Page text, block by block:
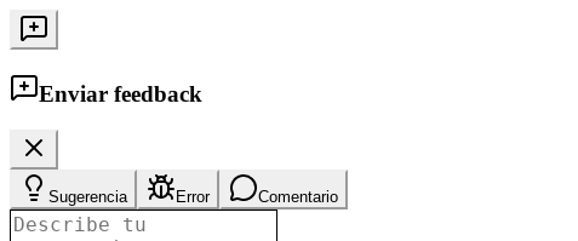
Enviar feedback
Sugerencia Error Comentario